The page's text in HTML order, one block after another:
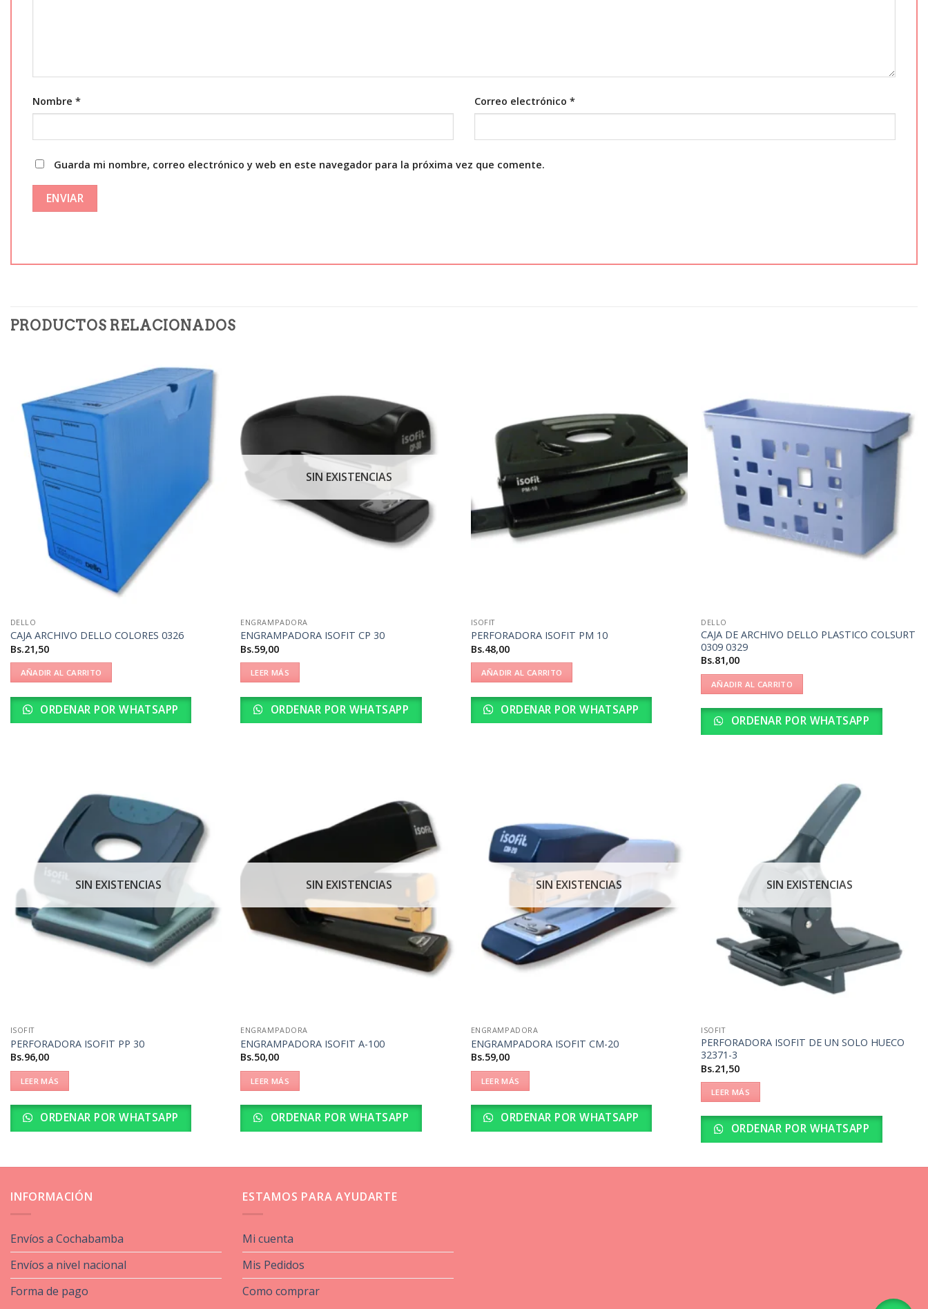
Nombre * Correo electrónico *
Guarda mi nombre, correo electrónico y web en este navegador para la próxima vez que comente.
PRODUCTOS RELACIONADOS
DELLO
CAJA ARCHIVO DELLO COLORES 0326
Bs.21,50
AÑADIR AL CARRITO
ORDENAR POR WHATSAPP
SIN EXISTENCIAS
ENGRAMPADORA
ENGRAMPADORA ISOFIT CP 30
Bs.59,00
LEER MÁS
ORDENAR POR WHATSAPP
ISOFIT
PERFORADORA ISOFIT PM 10
Bs.48,00
AÑADIR AL CARRITO
ORDENAR POR WHATSAPP
DELLO
CAJA DE ARCHIVO DELLO PLASTICO COLSURT
0309 0329
Bs.81,00
AÑADIR AL CARRITO
ORDENAR POR WHATSAPP
SIN EXISTENCIAS
ISOFIT
PERFORADORA ISOFIT PP 30
Bs.96,00
LEER MÁS
ORDENAR POR WHATSAPP
SIN EXISTENCIAS
ENGRAMPADORA
ENGRAMPADORA ISOFIT A-100
Bs.50,00
LEER MÁS
ORDENAR POR WHATSAPP
SIN EXISTENCIAS
ENGRAMPADORA
ENGRAMPADORA ISOFIT CM-20
Bs.59,00
LEER MÁS
ORDENAR POR WHATSAPP
SIN EXISTENCIAS
ISOFIT
PERFORADORA ISOFIT DE UN SOLO HUECO
32371-3
Bs.21,50
LEER MÁS
ORDENAR POR WHATSAPP
INFORMACIÓN
Envíos a Cochabamba
Envíos a nivel nacional
Forma de pago
ESTAMOS PARA AYUDARTE
Mi cuenta
Mis Pedidos
Como comprar